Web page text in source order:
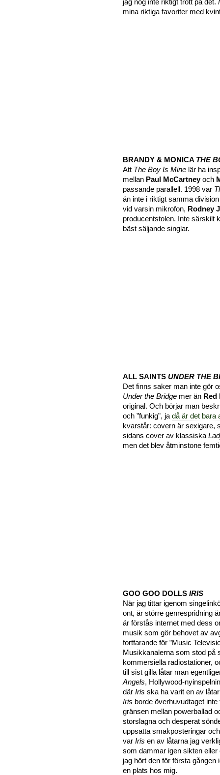
jag nog inte riktigt trott på det.
mina riktiga favoriter med
BRANDY & MONICA THE
Att The Boy Is Mine lär ha
mellan Paul McCartneyoch
passande parallell. 1998 var
än inte i riktigt samma
vid varsin mikrofon, Rodney
producentstolen. Inte särskilt
bäst säljande singlar.
ALL SAINTS UNDER THE
Det finns saker man inte gör
Under the Bridge mer än
original. Och börjar man
och ”funkig”, ja då är det bara
kvarstår: covern är sexigare,
sidans cover av klassiska
men det blev åtminstone
GOO GOO DOLLS IRIS
När jag tittar igenom
ont, är större genrespridning
är förstås internet med dess
musik som gör behovet av
fortfarande för ”Music
Musikkanalerna som stod på
kommersiella radiostationer,
till sist gilla låtar man
Angels, Hollywood-
där Iris ska ha varit en av
Iris borde överhuvudtaget
gränsen mellan powerballad
storslagna och desperat
uppsatta smakposteringar
var Iris en av låtarna jag
som dammar igen sikten
jag hört den för första
en plats hos mig.